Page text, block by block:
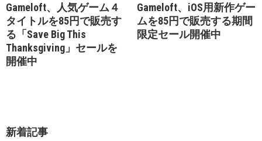
Gameloft、人気ゲーム４
タイトルを85円で販売す
る「Save Big This
Thanksgiving」セールを
開催中
Gameloft、iOS用新作ゲー
ムを85円で販売する期間
限定セール開催中
新着記事